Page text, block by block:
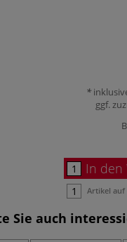
ggf.
In den
Artikel auf
Sie auch